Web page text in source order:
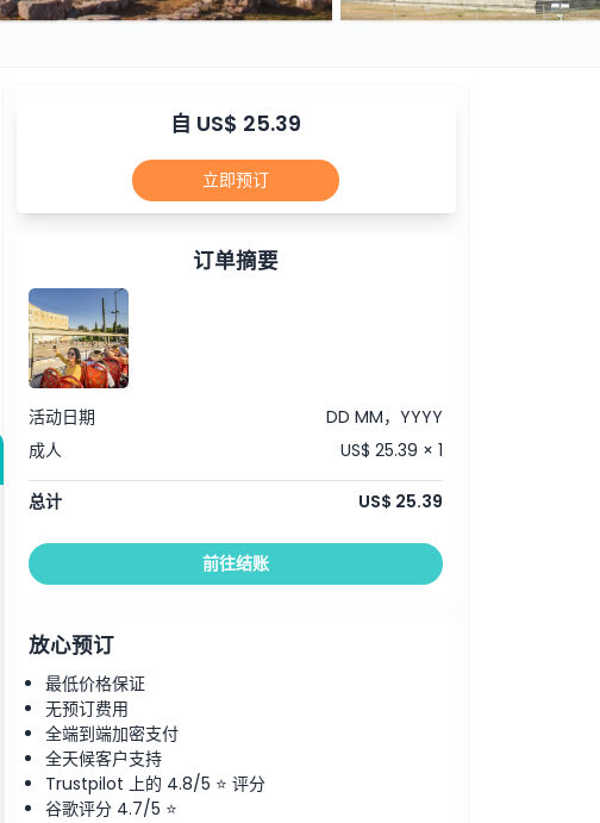
自 US$ 25.39
立即预订
订单摘要
活动日期
DD MM，YYYY
成人
US$ 25.39 × 1
总计 US$ 25.39
前往结账
放心预订
最低价格保证
无预订费用
全端到端加密支付
全天候客户支持
Trustpilot 上的 4.8/5 ⭐ 评分
谷歌评分 4.7/5 ⭐